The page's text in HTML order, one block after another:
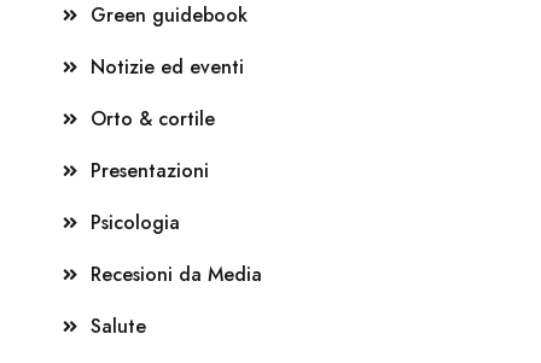
Green guidebook
Notizie ed eventi
Orto & cortile
Presentazioni
Psicologia
Recesioni da Media
Salute